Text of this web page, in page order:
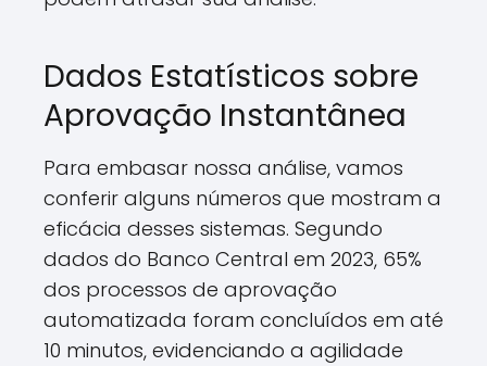
Dados Estatísticos sobre
Aprovação Instantânea
Para embasar nossa análise, vamos
conferir alguns números que mostram a
eficácia desses sistemas. Segundo
dados do Banco Central em 2023, 65%
dos processos de aprovação
automatizada foram concluídos em até
10 minutos, evidenciando a agilidade